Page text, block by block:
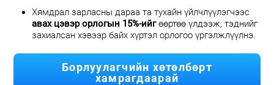
Хямдрал зарласны дараа та тухайн үйлчлүүлэгчээс
авах цэвэр орлогын 15%-ийгөөртөө үлдээж, тэднийг
захиалсан хэвээр байх хүртэл орлогоо үргэлжлүүлнэ.
Борлуулагчийн хөтөлбөрт
хамрагдаарай